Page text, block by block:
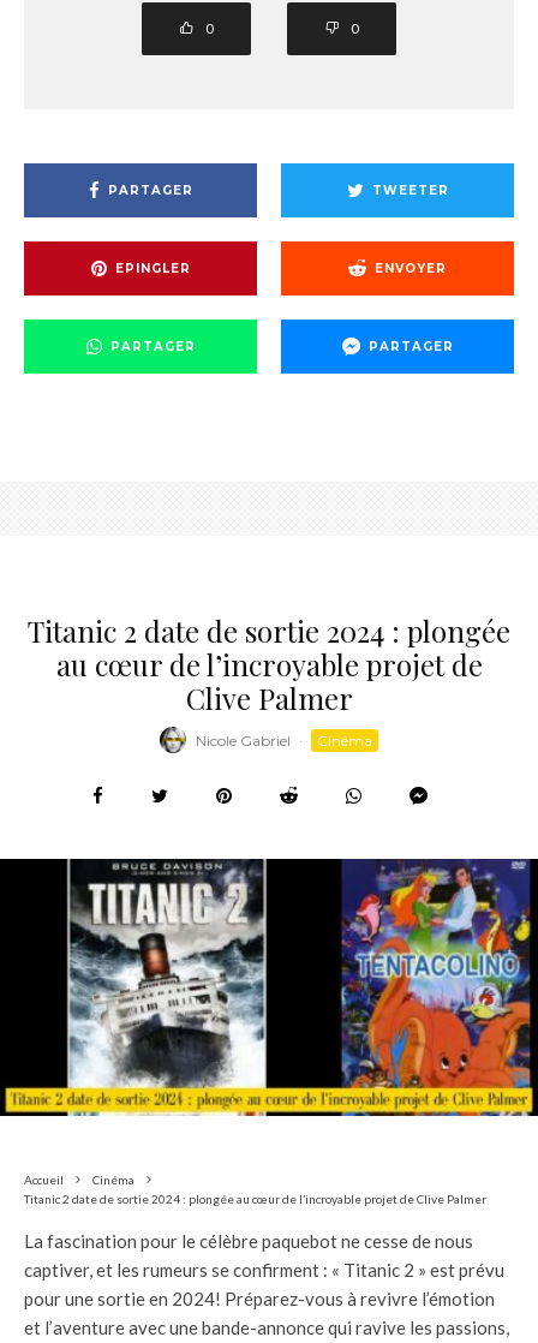
0 0
PARTAGER TWEETER
EPINGLER ENVOYER
PARTAGER PARTAGER
Titanic 2 date de sortie 2024 : plongée
au cœur de l’incroyable projet de
Clive Palmer
Nicole Gabriel · Cinéma
Accueil
Cinéma
Titanic 2 date de sortie 2024 : plongée au cœur de l’incroyable projet de Clive Palmer
La fascination pour le célèbre paquebot ne cesse de nous
captiver, et les rumeurs se confirment : « Titanic 2 » est prévu
pour une sortie en 2024! Préparez-vous à revivre l’émotion
et l’aventure avec une bande-annonce qui ravive les passions,